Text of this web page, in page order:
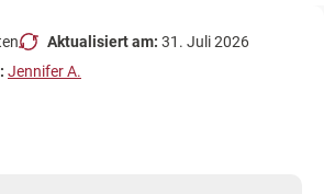
Aktualisiert am: 31. Juli 2026
Jennifer A.